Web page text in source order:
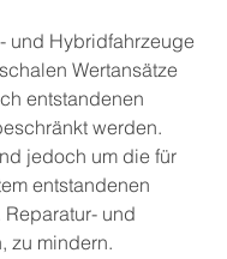
und Hybridfahrzeuge
Wertansätze
entstandenen
werden.
jedoch um die für
entstandenen
Reparatur- und
zu mindern.